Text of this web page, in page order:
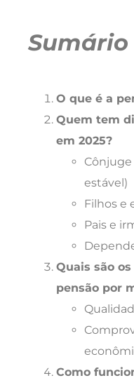
Sumário
O que é a
Quem tem
em 2025?
estável)
Filhos e
Pais e
Quais são
pensão por
Como